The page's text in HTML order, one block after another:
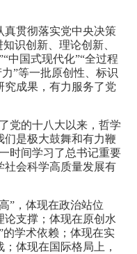
真贯彻落实党中央决策
识创新、理论创新、
中国式现代化”“全过程
”等一批原创性、标识
成果，有力服务了党
党的十八大以来，哲学
们是极大鼓舞和有力鞭
时间学习了总书记重要
社会科学高质量发展有
”，体现在政治站位
论支撑；体现在原创水
的学术依赖；体现在实
体现在国际格局上，